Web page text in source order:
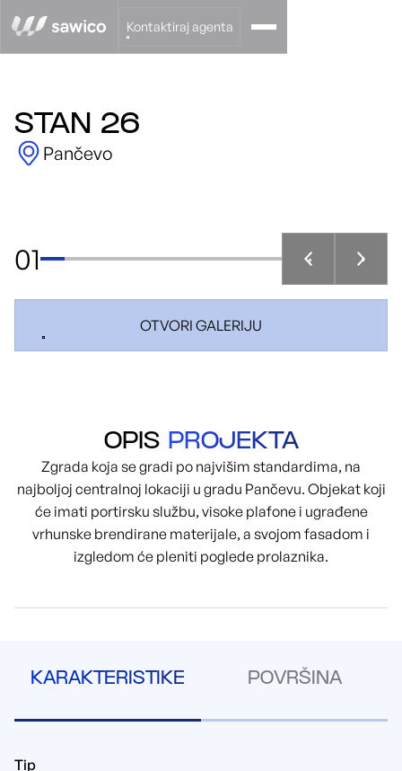
Kontaktiraj agenta
STAN 26
Pančevo
01
OTVORI GALERIJU
OPIS PROJEKTA
Zgrada koja se gradi po najvišim standardima, na
najboljoj centralnoj lokaciji u gradu Pančevu. Objekat koji
će imati portirsku službu, visoke plafone i ugrađene
vrhunske brendirane materijale, a svojom fasadom i
izgledom će pleniti poglede prolaznika.
KARAKTERISTIKE POVRŠINA
Tip